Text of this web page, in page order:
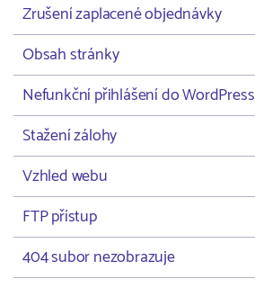
Zrušení zaplacené objednávky
Obsah stránky
Nefunkční přihlášení do WordPress
Stažení zálohy
Vzhled webu
FTP přístup
404 subor nezobrazuje